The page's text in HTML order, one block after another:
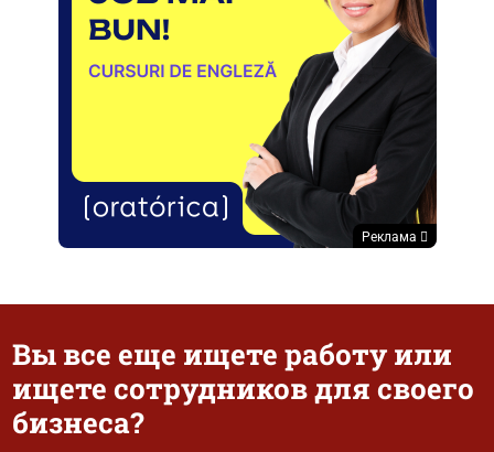
Реклама
Вы все еще ищете работу или
ищете сотрудников для своего
бизнеса?